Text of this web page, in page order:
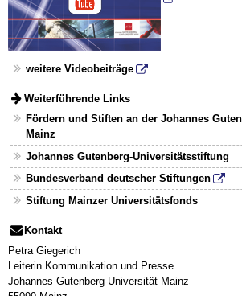
weitere Videobeiträge
Weiterführende Links
Fördern und Stiften an der Johannes
Mainz
Johannes Gutenberg-Universitätsstiftung
Bundesverband deutscher Stiftungen
Stiftung Mainzer Universitätsfonds
Kontakt
Petra Giegerich
Leiterin Kommunikation und Presse
Johannes Gutenberg-Universität Mainz